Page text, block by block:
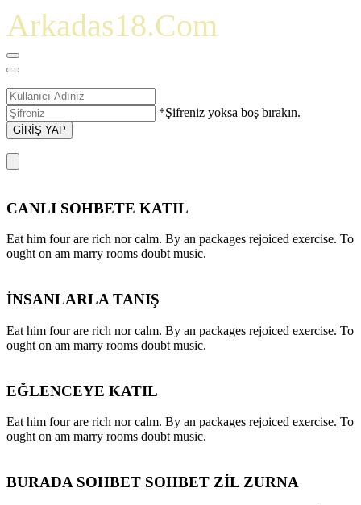
Arkadas18.Com
*Şifreniz yoksa boş bırakın.
GİRİŞ YAP
CANLI SOHBETE KATIL
Eat him four are rich nor calm. By an packages rejoiced exercise. To
ought on am marry rooms doubt music.
İNSANLARLA TANIŞ
Eat him four are rich nor calm. By an packages rejoiced exercise. To
ought on am marry rooms doubt music.
EĞLENCEYE KATIL
Eat him four are rich nor calm. By an packages rejoiced exercise. To
ought on am marry rooms doubt music.
BURADA SOHBET SOHBET ZİL ZURNA